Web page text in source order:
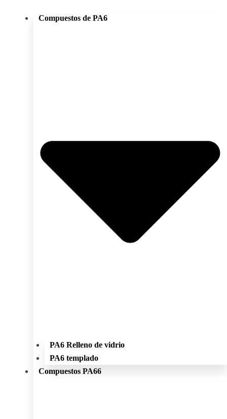
Compuestos de PA6
PA6 Relleno de vidrio
PA6 templado
Compuestos PA66